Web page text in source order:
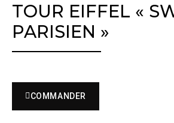
TOUR EIFFEL «
PARISIEN »
COMMANDER